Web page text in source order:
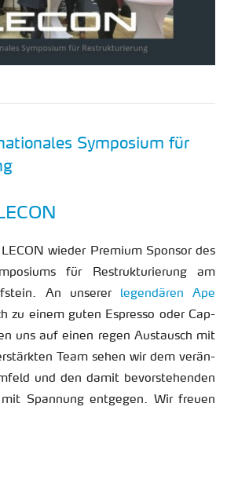
Sym­po­si­um für
wie­der Pre­mi­um Spon­sor des
für Re­struk­tu­rie­rung am
An un­se­rer le­gen­dä­ren Ape
zu einem guten Es­pres­so oder Cap­
uns auf einen regen Aus­tausch mit
Team sehen wir dem ver­än­
und den damit be­vor­ste­hen­den
mit Span­nung ent­ge­gen. Wir freu­en